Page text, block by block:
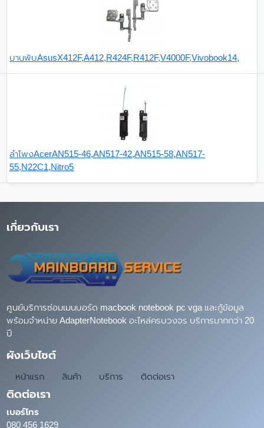
บานพับAsusX412F,A412,R424F,R412F,V4000F,Vivobook14,
ลำโพงAcerAN515-46,AN517-42,AN515-58,AN517-
55,N22C1,Nitro5
เกี่ยวกับเรา
ศูนย์บริการซ่อมเมนบอร์ด macbook notebook pc vga และกู้ข้อมูล
พร้อมจำหน่าย AdapterNotebook อะไหล่ครบวงจร บริการมากกว่า 20
ปี
ผังเว็บไซต์
หน้าแรก สินค้า บริการ ติดต่อเรา
ติดต่อเรา
เบอร์โทร
080 456 1629